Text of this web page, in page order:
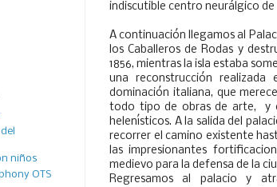
indiscutible centro neurálgico de
A continuación llegamos al
los Caballeros de Rodas y
1856, mientras la isla estaba
una reconstrucción
dominación italiana, que
todo tipo de obras de arte,
y
helenísticos. A la salida del
recorrer el camino existente
las impresionantes
medievo para la defensa de la
Regresamos al palacio y
niños
OTS